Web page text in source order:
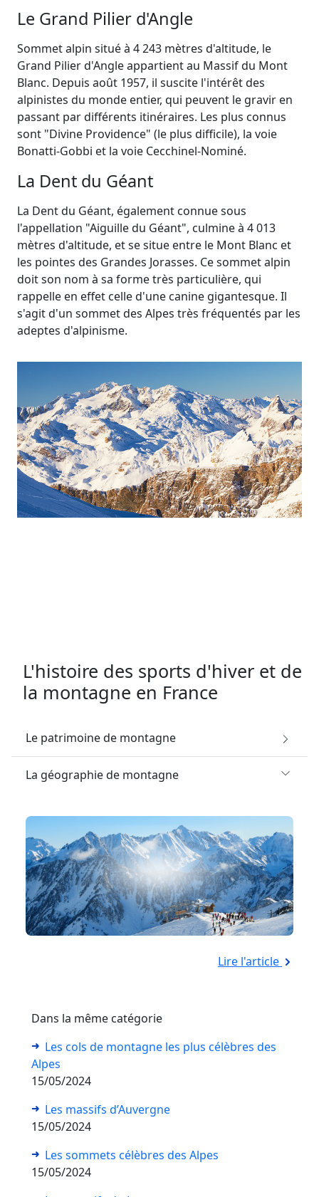
Le Grand Pilier d'Angle
Sommet alpin situé à 4 243 mètres d'altitude, le
Grand Pilier d'Angle appartient au Massif du Mont
Blanc. Depuis août 1957, il suscite l'intérêt des
alpinistes du monde entier, qui peuvent le gravir en
passant par différents itinéraires. Les plus connus
sont "Divine Providence" (le plus difficile), la voie
Bonatti-Gobbi et la voie Cecchinel-Nominé.
La Dent du Géant
La Dent du Géant, également connue sous
l'appellation "Aiguille du Géant", culmine à 4 013
mètres d'altitude, et se situe entre le Mont Blanc et
les pointes des Grandes Jorasses. Ce sommet alpin
doit son nom à sa forme très particulière, qui
rappelle en effet celle d'une canine gigantesque. Il
s'agit d'un sommet des Alpes très fréquentés par les
adeptes d'alpinisme.
L'histoire des sports d'hiver et de
la montagne en France
Le patrimoine de montagne
La géographie de montagne
Lire l'article
Dans la même catégorie
Les cols de montagne les plus célèbres des
Alpes
15/05/2024
Les massifs d’Auvergne
15/05/2024
Les sommets célèbres des Alpes
15/05/2024